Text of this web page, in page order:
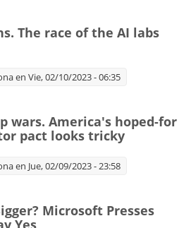
The race of the AI labs
en Vie, 02/10/2023 - 06:35
wars. America's hoped-for
pact looks tricky
en Jue, 02/09/2023 - 23:58
Microsoft Presses